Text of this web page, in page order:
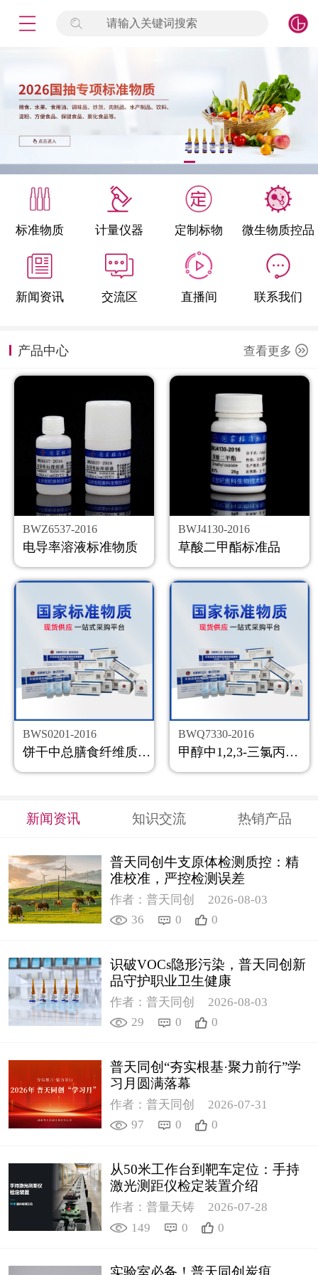
请输入关键词搜索
标准物质 计量仪器 定制标物 微生物质控品
新闻资讯 交流区 直播间 联系我们
产品中心 查看更多
BWZ6537-2016
电导率溶液标准物质
BWJ4130-2016
草酸二甲酯标准品
BWS0201-2016
饼干中总膳食纤维质控样品
BWQ7330-2016
甲醇中1,2,3-三氯丙烷溶液标准物质
新闻资讯 知识交流 热销产品
普天同创牛支原体检测质控：精
准校准，严控检测误差
作者：普天同创
2026-08-03
36
0 0
识破VOCs隐形污染，普天同创新
品守护职业卫生健康
作者：普天同创
2026-08-03
29
0 0
普天同创“夯实根基·聚力前行”学
习月圆满落幕
作者：普天同创
2026-07-31
97
0 0
从50米工作台到靶车定位：手持
激光测距仪检定装置介绍
作者：普量天铸
2026-07-28
149
0 0
标准物质
产品专项
微生物检测/质控品
定制标物
定制仪器
新闻资讯
公司主页
购物车
会员中心
联系我们
返回主页